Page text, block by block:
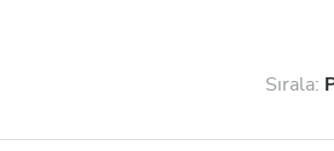
Sırala: